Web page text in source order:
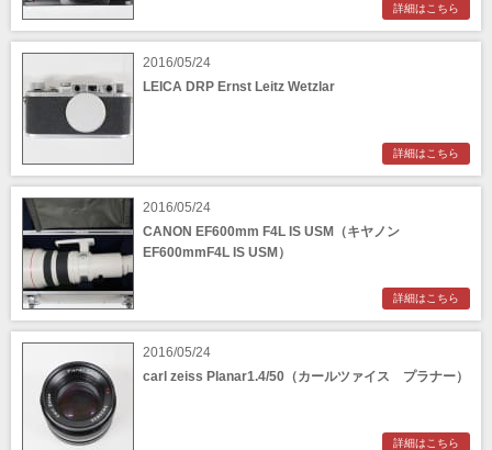
詳細はこちら
2016/05/24
LEICA DRP Ernst Leitz Wetzlar
詳細はこちら
2016/05/24
CANON EF600mm F4L IS USM（キヤノン
EF600mmF4L IS USM）
詳細はこちら
2016/05/24
carl zeiss Planar1.4/50（カールツァイス プラナー）
詳細はこちら